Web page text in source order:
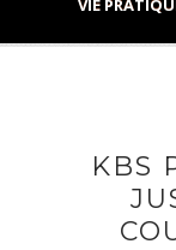
VIE
KBS